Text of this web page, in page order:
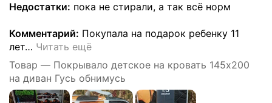
Недостатки: пока не стирали, а так всё норм
Комментарий: Покупала на подарок ребенку 11
лет… Читать ещё
Товар — Покрывало детское на кровать 145х200
на диван Гусь обнимусь